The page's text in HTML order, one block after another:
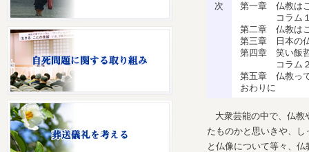
次
第一章 仏教は
コラム１ 仏
第二章 仏教は
第三章 日本の
第四章 笑い飯
コラム２ 青
第五章 仏教っ
おわりに
大衆芸能の中で、仏教
たものかと思いきや、
と仏像について等々、